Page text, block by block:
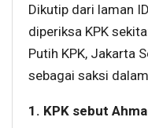
Dikutip dari laman
diperiksa KPK
Putih KPK, Jakarta
sebagai saksi
1. KPK sebut